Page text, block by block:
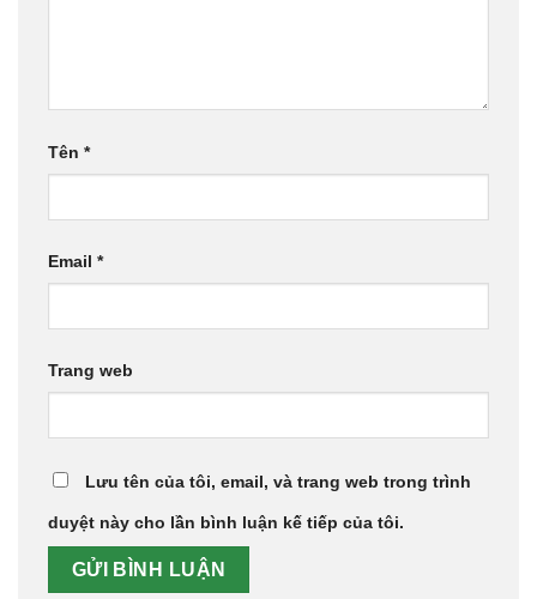
Tên *
Email *
Trang web
Lưu tên của tôi, email, và trang web trong trình
duyệt này cho lần bình luận kế tiếp của tôi.